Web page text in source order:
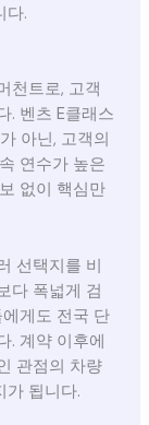
다.
천트로, 고객
. 벤츠 E클래스
아닌, 고객의
연수가 높은
없이 핵심만
선택지를 비
다 폭넓게 검
게도 전국 단
. 계약 이후에
관점의 차량
가 됩니다.